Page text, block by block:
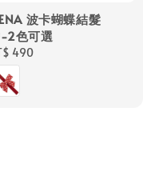
波卡蝴蝶結髮
2色可選
490